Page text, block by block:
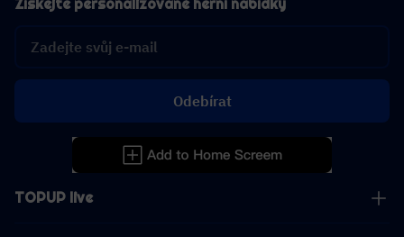
TOPUP live
Získejte personalizované herní nabídky
Odebírat